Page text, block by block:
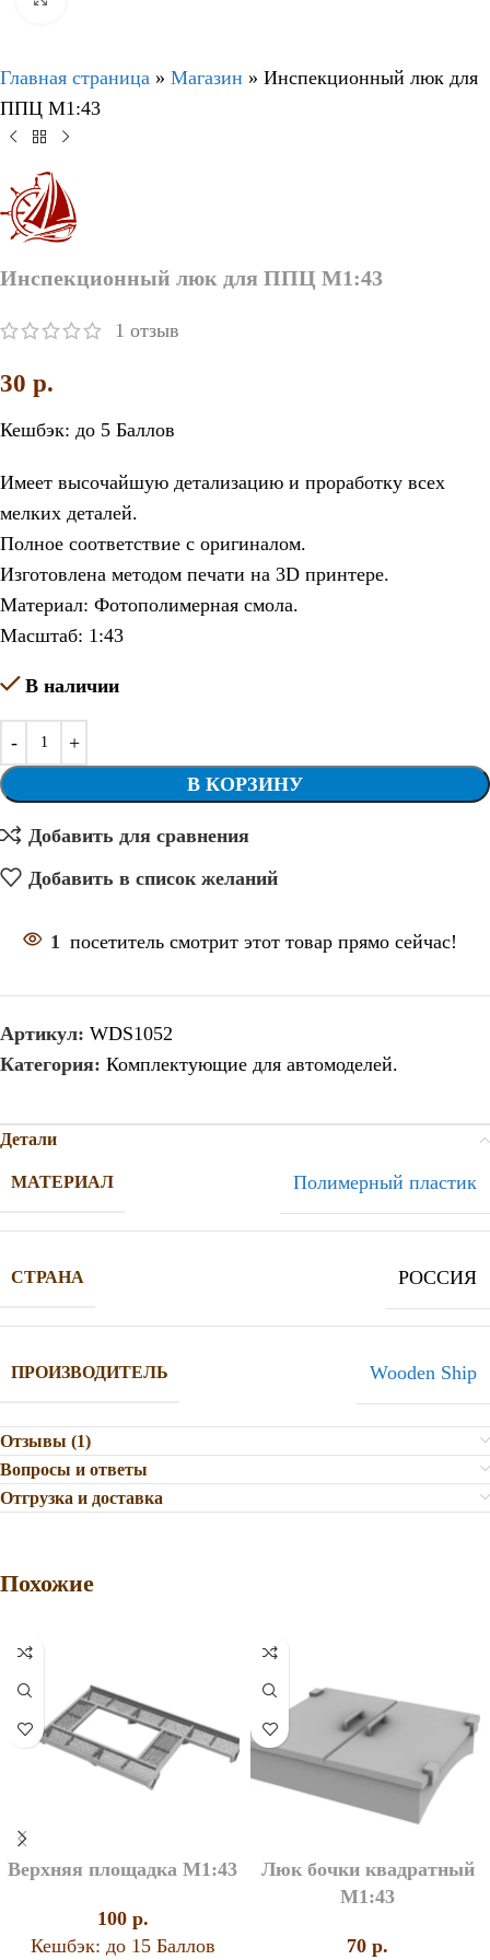
Главная страница » Магазин » Инспекционный люк для
ППЦ М1:43
Инспекционный люк для ППЦ М1:43
1 отзыв
30 p.
Кешбэк: до 5 Баллов
Имеет высочайшую детализацию и проработку всех
мелких деталей.
Полное соответствие с оригиналом.
Изготовлена методом печати на 3D принтере.
Материал: Фотополимерная смола.
Масштаб: 1:43
В наличии
В КОРЗИНУ
Добавить для сравнения
Добавить в список желаний
1 посетитель смотрит этот товар прямо сейчас!
Артикул: WDS1052
Категория: Комплектующие для автомоделей.
Детали
МАТЕРИАЛ Полимерный пластик
СТРАНА РОССИЯ
ПРОИЗВОДИТЕЛЬ Wooden Ship
Отзывы (1)
Вопросы и ответы
Отгрузка и доставка
Похожие
Верхняя площадка М1:43
100 p.
Кешбэк: до 15 Баллов
Люк бочки квадратный
М1:43
70 p.